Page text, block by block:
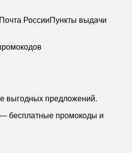
Почта РоссииПункты выдачи
выгодных предложений.
бесплатные промокоды и